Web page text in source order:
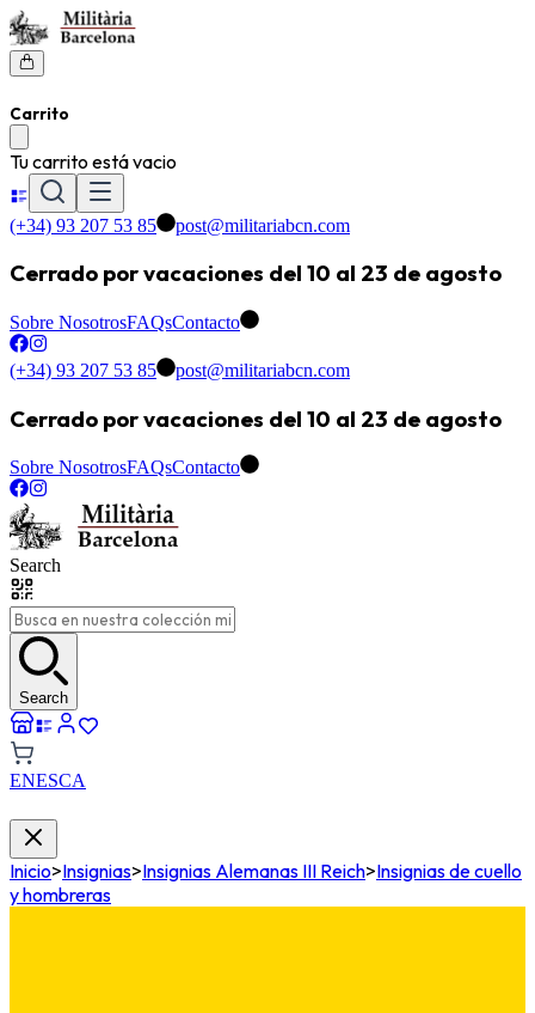
Carrito
Tu carrito está vacio
(+34) 93 207 53 85 post@militariabcn.com
Cerrado por vacaciones del 10 al 23 de agosto
Sobre NosotrosFAQsContacto
(+34) 93 207 53 85 post@militariabcn.com
Cerrado por vacaciones del 10 al 23 de agosto
Sobre NosotrosFAQsContacto
Search
Search
ENESCA
Inicio>Insignias>Insignias Alemanas III Reich>Insignias de cuello
y hombreras